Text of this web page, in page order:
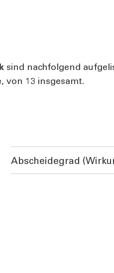
sind nachfolgend
von 13 insgesamt.
Abscheidegrad